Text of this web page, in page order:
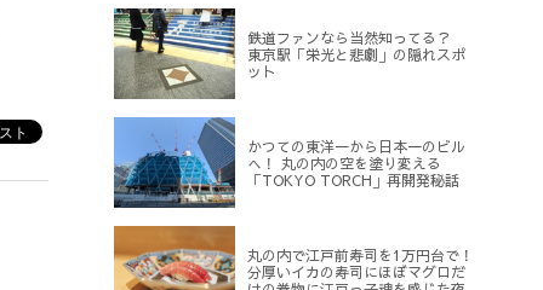
鉄道ファンなら当然知ってる？
東京駅「栄光と悲劇」の隠れスポ
ット
かつての東洋一から日本一のビル
へ！ 丸の内の空を塗り変える
「TOKYO TORCH」再開発秘話
丸の内で江戸前寿司を1万円台で！
分厚いイカの寿司にほぼマグロだ